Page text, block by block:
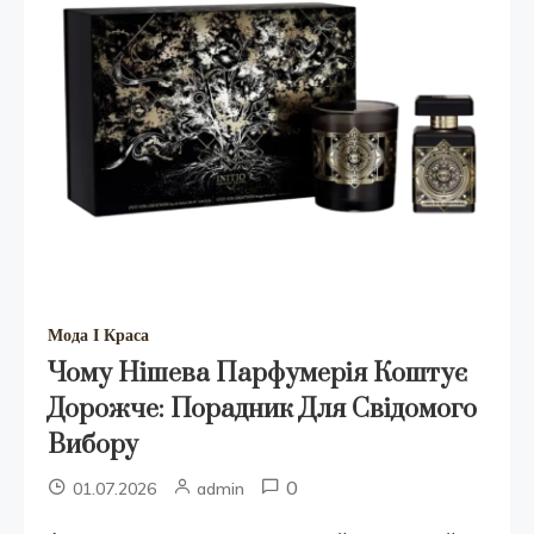
Мода І Краса
Чому Нішева Парфумерія Коштує
Дорожче: Порадник Для Свідомого
Вибору
01.07.2026 admin 0